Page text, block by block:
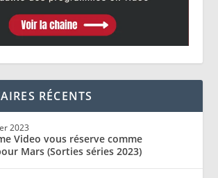
RÉCENTS
2023
Video vous réserve comme
Mars (Sorties séries 2023)